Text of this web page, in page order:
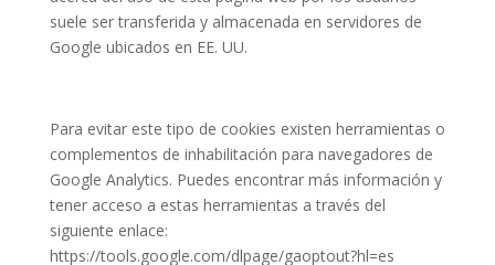
suele ser transferida y almacenada en servidores de
Google ubicados en EE. UU.
Para evitar este tipo de cookies existen herramientas o
complementos de inhabilitación para navegadores de
Google Analytics. Puedes encontrar más información y
tener acceso a estas herramientas a través del
siguiente enlace:
https://tools.google.com/dlpage/gaoptout?hl=es